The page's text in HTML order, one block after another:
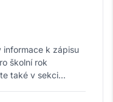
informace k zápisu
školní rok
také v sekci...